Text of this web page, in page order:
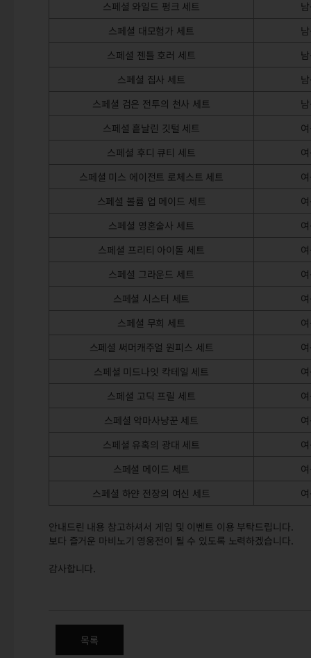
스페셜 와일드 펑크 세트
스페셜 대모험가 세트
스페셜 젠틀 호러 세트
스페셜 집사 세트
스페셜 검은 전투의 천사 세트
스페셜 흩날린 깃털 세트
스페셜 후디 큐티 세트
스페셜 미스 에이전트 로체스트 세트
스페셜 볼륨 업 메이드 세트
스페셜 영혼술사 세트
스페셜 프리티 아이돌 세트
스페셜 그라운드 세트
스페셜 시스터 세트
스페셜 무희 세트
스페셜 써머캐주얼 원피스 세트
스페셜 미드나잇 칵테일 세트
스페셜 고딕 프릴 세트
스페셜 악마사냥꾼 세트
스페셜 유혹의 광대 세트
스페셜 메이드 세트
스페셜 하얀 전장의 여신 세트
안내드린 내용 참고하셔서 게임 및 이벤트 이용 부탁드립니다.
보다 즐거운 마비노기 영웅전이 될 수 있도록 노력하겠습니다.
감사합니다.
목록